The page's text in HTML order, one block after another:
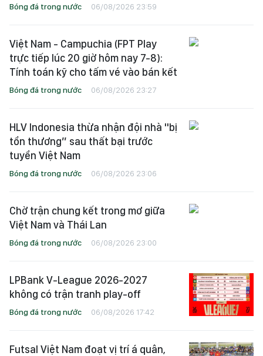
Bóng đá trong nước 06/08/2026 23:59
Việt Nam - Campuchia (FPT Play
trực tiếp lúc 20 giờ hôm nay 7-8):
Tính toán kỹ cho tấm vé vào bán kết
Bóng đá trong nước 06/08/2026 23:27
HLV Indonesia thừa nhận đội nhà "bị
tổn thương” sau thất bại trước
tuyển Việt Nam
Bóng đá trong nước 06/08/2026 23:06
Chờ trận chung kết trong mơ giữa
Việt Nam và Thái Lan
Bóng đá trong nước 06/08/2026 23:00
LPBank V-League 2026-2027
không có trận tranh play-off
Bóng đá trong nước 06/08/2026 17:42
Futsal Việt Nam đoạt vị trí á quân,